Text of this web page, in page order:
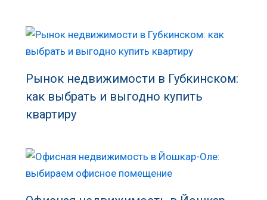
Рынок недвижимости в Губкинском:
как выбрать и выгодно купить
квартиру